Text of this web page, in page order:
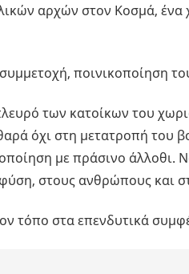
αρχών στον Κοσμά, ένα
ποινικοποίηση
των κατοίκων του
όχι στη μετατροπή του
με πράσινο άλλοθι.
στους ανθρώπους και
τόπο στα επενδυτικά